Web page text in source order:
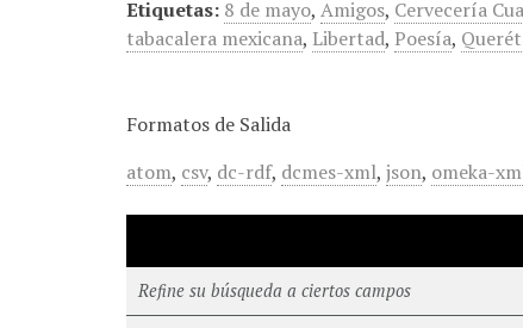
Etiquetas: 8 de mayo,Amigos, Cervecería
tabacalera mexicana, Libertad, Poesía,
Formatos de Salida
atom, csv, dc-rdf, dcmes-xml,json, omeka-
Refine su búsqueda a ciertos campos